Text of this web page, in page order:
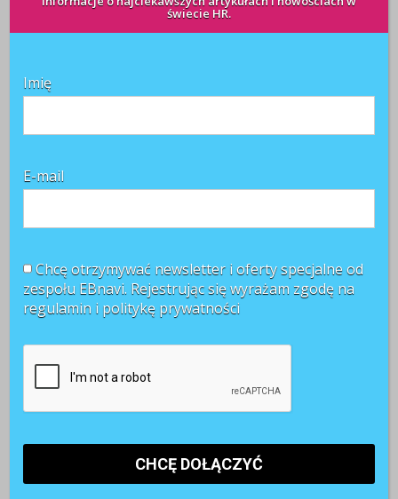
Najnowsze artykuły
Pracownicy 45+. Czy firmy są gotowe na starzejące
sztucznej inteligencji
świecie HR.
Imię
E-mail
Chcę otrzymywać newsletter i oferty specjalne od
zespołu EBnavi. Rejestrując się wyrażam zgodę na
regulamin i politykę prywatności